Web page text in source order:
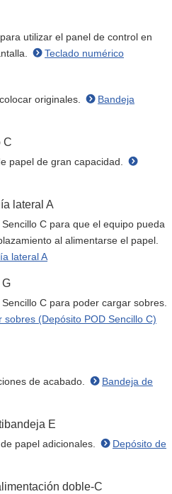
utilizar el panel de control en
Teclado numérico
originales.
Bandeja
C
papel de gran capacidad.
lateral A
C para que el equipo pueda
al alimentarse el papel.
lateral A
C para poder cargar sobres.
(Depósito POD Sencillo C)
de acabado.
Bandeja de
E
papel adicionales.
Depósito de
doble-C